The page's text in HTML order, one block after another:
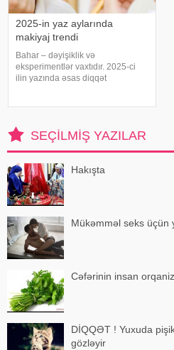
2025-in yaz aylarında
makiyaj trendi
Bahar – dəyişiklik və
eksperimentlər vaxtıdır. 2025-ci
ilin yazında əsas diqqət
rənglər obrazınız
SEÇILMIŞ YAZILAR
Hakışta
Mükəmməl seks üçün
Cəfərinin insan
DİQQƏT ! Yuxuda
gözləyir